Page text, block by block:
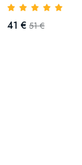
41 € 51 €